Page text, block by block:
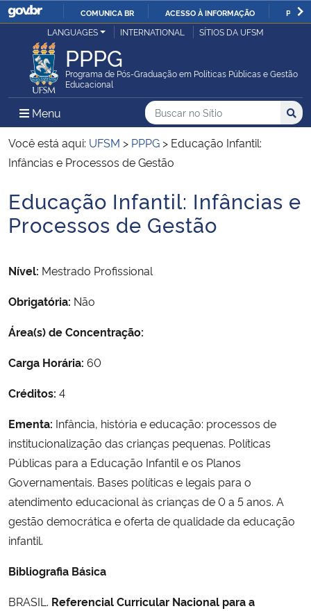
IR
O
COMUNICA BR ACESSO À INFORMAÇÃO
Ministério da Justiça e Segurança Pública
Ministério da Defesa
Ministério das Relações Exteriores
Ministério da Infraestrutura
Ministério da Cidadania
Ministério da Saúde
Ministério de Minas e Energia
Ministério da Ciência, Tecnologia, Inovações e Comunicações
Ministério do Meio Ambiente
Ministério do Turismo
Ministério do Desenvolvimento Regional
Controladoria-Geral da União
LANGUAGES INTERNATIONAL SÍTIOS DA UFSM
PPPG
Programa de Pós-Graduação em Políticas Públicas e Gestão
Educacional
Menu Menu Principal do Sítio
Busca
Buscar no no Sítio
Busca:
Você está aqui: UFSM > PPPG > Educação Infantil:
Infâncias e Processos de Gestão
Início do conteúdo
Educação Infantil: Infâncias e
Processos de Gestão
Nível: Mestrado Profissional
Obrigatória: Não
Área(s) de Concentração:
Carga Horária: 60
Créditos: 4
Ementa: Infância, história e educação: processos de
institucionalização das crianças pequenas. Políticas
Públicas para a Educação Infantil e os Planos
Governamentais. Bases políticas e legais para o
atendimento educacional às crianças de 0 a 5 anos. A
gestão democrática e oferta de qualidade da educação
infantil.
Bibliografia Básica
BRASIL. Referencial Curricular Nacional para a